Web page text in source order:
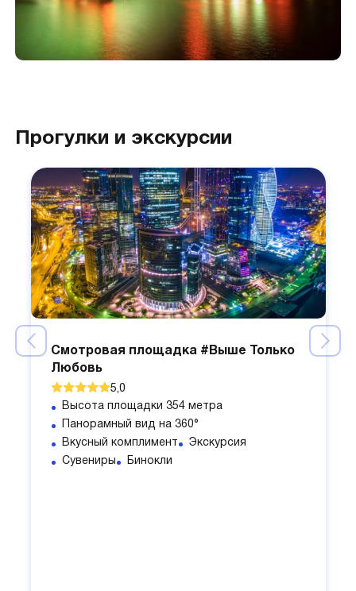
Прогулки и экскурсии
Смотровая площадка #Выше Только
Любовь
5,0
Высота площадки 354 метра
Панорамный вид на 360°
Вкусный комплимент
Экскурсия
Сувениры
Бинокли